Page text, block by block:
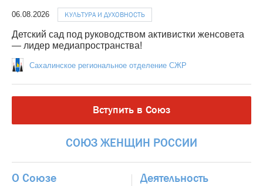
06.08.2026 КУЛЬТУРА И ДУХОВНОСТЬ
Детский сад под руководством активистки женсовета
— лидер медиапространства!
Сахалинское региональное отделение СЖР
Вступить в Союз
СОЮЗ ЖЕНЩИН РОССИИ
О Союзе Деятельность